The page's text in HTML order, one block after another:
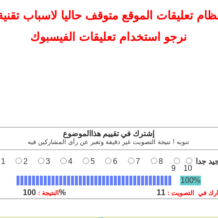
تعليقات الموقع متوقف حاليا لاسباب
نرجو استخدام تعليقات الفيسبوك
إشترك في تقييم هذاالموضوع
تنويه ! نتيجة التصويت غير دقيقة وتعبر عن رأى المشاركين فيه
1 2 3 4 5 6 7
8
9
10
جدا
100%
النتيجة : 100% في التصويت :11